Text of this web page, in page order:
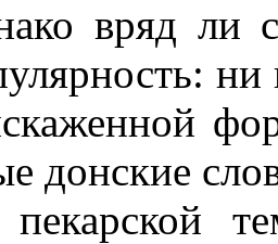
вряд ли
ни
донские